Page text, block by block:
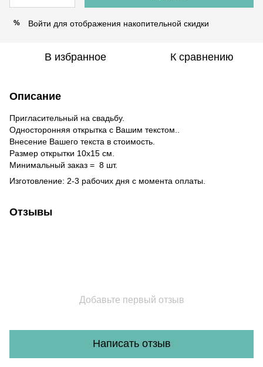
% Войти для отображения накопительной скидки
В избранное К сравнению
Описание
Пригласительный на свадьбу.
Односторонняя открытка с Вашим текстом..
Внесение Вашего текста в стоимость.
Размер открытки 10х15 см.
Минимальный заказ = 8 шт.
Изготовление: 2-3 рабочих дня с момента оплаты.
Отзывы
Добавьте первый отзыв
Написать отзыв